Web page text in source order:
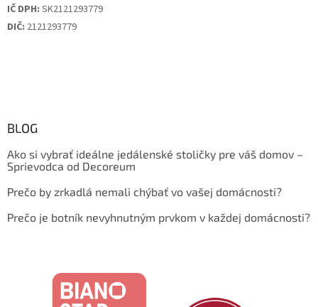
IČ DPH: SK2121293779
DIČ: 2121293779
BLOG
Ako si vybrať ideálne jedálenské stoličky pre váš domov –
Sprievodca od Decoreum
Prečo by zrkadlá nemali chýbať vo vašej domácnosti?
Prečo je botník nevyhnutným prvkom v každej domácnosti?